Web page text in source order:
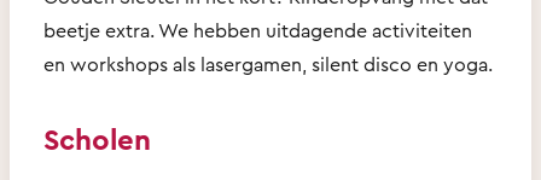
beetje extra. We hebben uitdagende activiteiten
en workshops als lasergamen, silent disco en yoga.
Scholen